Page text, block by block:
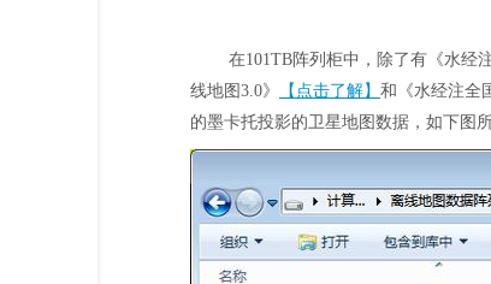
在101TB阵列柜中，除了有《水经
线地图3.0》
【点击了解】 和《水经注全
的墨卡托投影的卫星地图数据，如下图所